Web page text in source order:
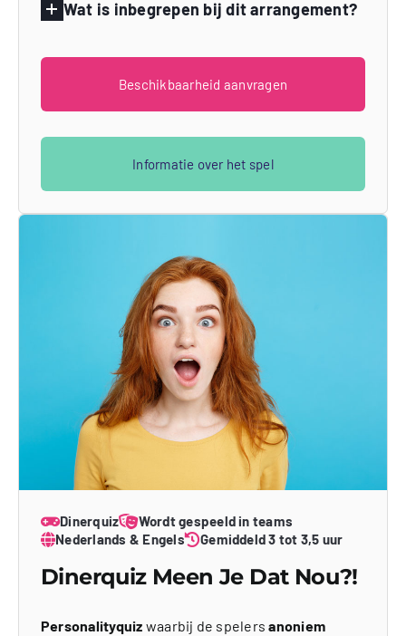
Wat is inbegrepen bij dit arrangement?
Beschikbaarheid aanvragen
Informatie over het spel
Dinerquiz
Wordt gespeeld in teams
Nederlands & Engels
Gemiddeld 3 tot 3,5 uur
Dinerquiz Meen Je Dat Nou?!
Personalityquiz waarbij de spelersanoniem